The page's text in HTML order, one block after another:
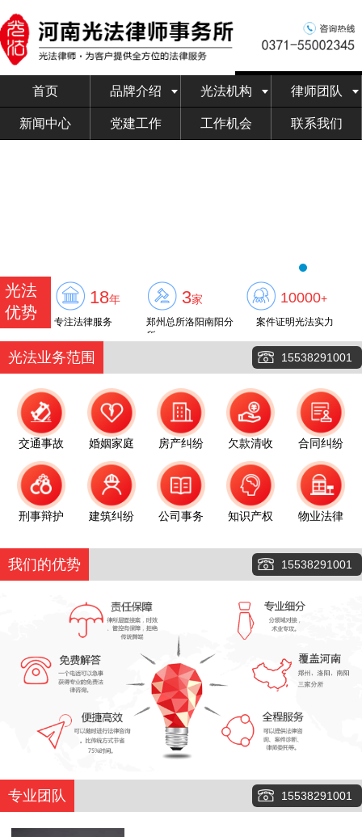
首页 品牌介绍 光法机构 律师团队
新闻中心 党建工作 工作机会 联系我们
光法
优势
18年
专注法律服务
3家
郑州总所洛阳南阳分
所
10000+
案件证明光法实力
光法业务范围 15538291001
交通事故 婚姻家庭 房产纠纷 欠款清收 合同纠纷
刑事辩护 建筑纠纷 公司事务 知识产权 物业法律
我们的优势 15538291001
专业团队 15538291001